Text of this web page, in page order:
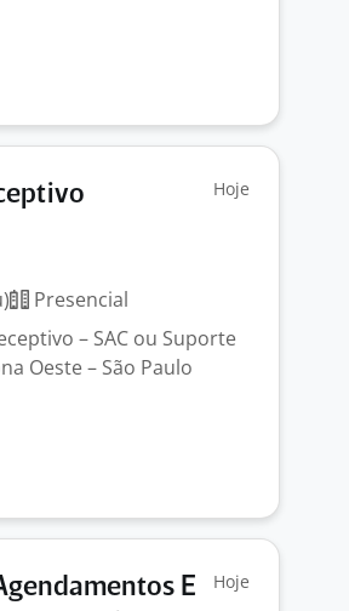
Hoje
Presencial
– SAC ou Suporte
Oeste – São Paulo
E
Hoje